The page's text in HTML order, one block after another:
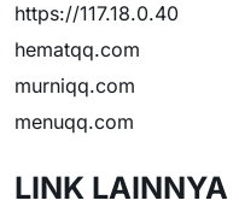
https://117.18.0.40
hematqq.com
murniqq.com
menuqq.com
LINK LAINNYA